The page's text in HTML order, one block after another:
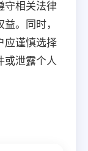
守相关法律
。同时，
应谨慎选择
或泄露个人